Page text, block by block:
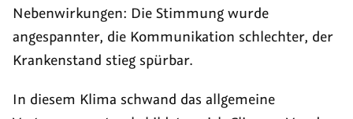
Nebenwirkungen: Die Stimmung wurde
angespannter, die Kommunikation schlechter, der
Krankenstand stieg spürbar.
In diesem Klima schwand das allgemeine